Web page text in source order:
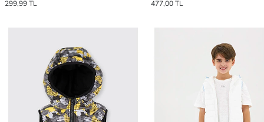
299,99 TL 477,00 TL